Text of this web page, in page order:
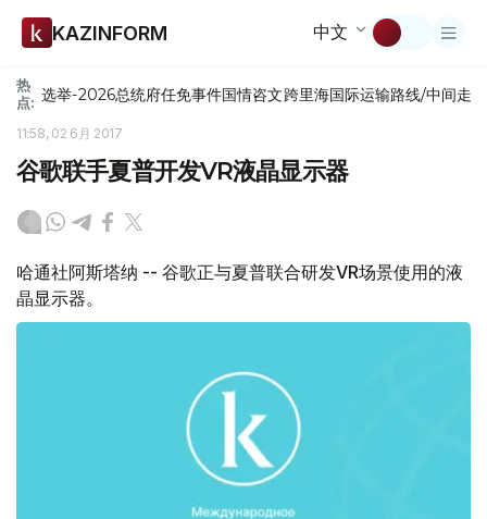
KAZINFORM 中文
热
点: 选举-2026总统府任免事件国情咨文跨里海国际运输路线/中间走廊
11:58, 02 6月 2017
谷歌联手夏普开发VR液晶显示器
哈通社阿斯塔纳 -- 谷歌正与夏普联合研发VR场景使用的液
晶显示器。